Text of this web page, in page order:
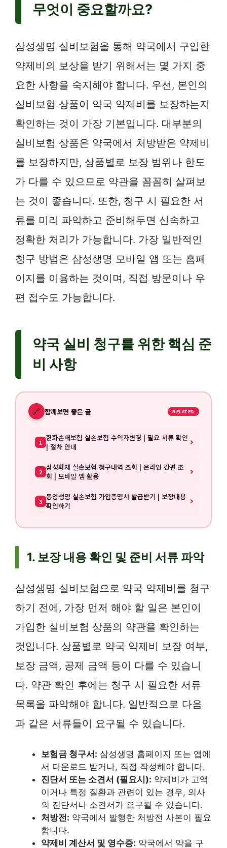
무엇이 중요할까요?
삼성생명 실비보험을 통해 약국에서 구입한
약제비의 보상을 받기 위해서는 몇 가지 중
요한 사항을 숙지해야 합니다. 우선, 본인의
실비보험 상품이 약국 약제비를 보장하는지
확인하는 것이 가장 기본입니다. 대부분의
실비보험 상품은 약국에서 처방받은 약제비
를 보장하지만, 상품별로 보장 범위나 한도
가 다를 수 있으므로 약관을 꼼꼼히 살펴보
는 것이 좋습니다. 또한, 청구 시 필요한 서
류를 미리 파악하고 준비해두면 신속하고
정확한 처리가 가능합니다. 가장 일반적인
청구 방법은 삼성생명 모바일 앱 또는 홈페
이지를 이용하는 것이며, 직접 방문이나 우
편 접수도 가능합니다.
약국 실비 청구를 위한 핵심 준
비 사항
🔗 함께보면 좋은 글 RELATED
1 한화손해보험 실손보험 수익자변경 | 필요 서류 확인
| 절차 안내
2 삼성화재 실손보험 청구내역 조회 | 온라인 간편 조
회 | 모바일 앱 활용
3 동양생명 실손보험 가입증명서 발급받기 | 보장내용
확인하기
1. 보장 내용 확인 및 준비 서류 파악
삼성생명 실비보험으로 약국 약제비를 청구
하기 전에, 가장 먼저 해야 할 일은 본인이
가입한 실비보험 상품의 약관을 확인하는
것입니다. 상품별로 약국 약제비 보장 여부,
보장 금액, 공제 금액 등이 다를 수 있습니
다. 약관 확인 후에는 청구 시 필요한 서류
목록을 파악해야 합니다. 일반적으로 다음
과 같은 서류들이 요구될 수 있습니다.
보험금 청구서: 삼성생명 홈페이지 또는 앱에
서 다운로드 받거나, 직접 작성해야 합니다.
진단서 또는 소견서 (필요시): 약제비가 고액
이거나 특정 질환과 관련이 있는 경우, 의사
의 진단서나 소견서가 요구될 수 있습니다.
처방전: 약국에서 발행한 처방전 사본이 필요
합니다.
약제비 계산서 및 영수증: 약국에서 약을 구